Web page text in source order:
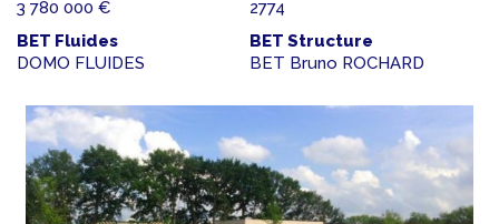
3 780 000 €
2774
BET Fluides
DOMO FLUIDES
BET Structure
BET Bruno ROCHARD